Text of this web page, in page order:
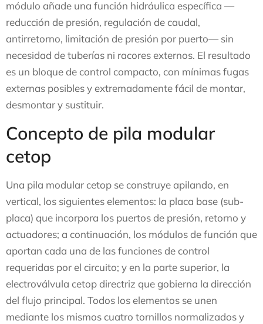
módulo añade una función hidráulica específica —
reducción de presión, regulación de caudal,
antirretorno, limitación de presión por puerto— sin
necesidad de tuberías ni racores externos. El resultado
es un bloque de control compacto, con mínimas fugas
externas posibles y extremadamente fácil de montar,
desmontar y sustituir.
Concepto de pila modular
cetop
Una pila modular cetop se construye apilando, en
vertical, los siguientes elementos: la placa base (sub-
placa) que incorpora los puertos de presión, retorno y
actuadores; a continuación, los módulos de función que
aportan cada una de las funciones de control
requeridas por el circuito; y en la parte superior, la
electroválvula cetop directriz que gobierna la dirección
del flujo principal. Todos los elementos se unen
mediante los mismos cuatro tornillos normalizados y